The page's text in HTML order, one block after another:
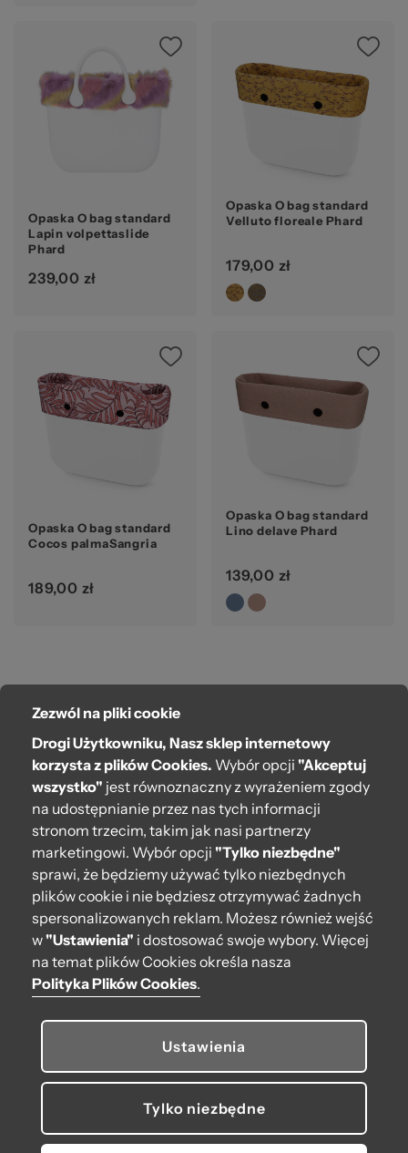
Opaska O bag standard
Lapin volpettaslide
Phard
239,00 zł
Opaska O bag standard
Velluto floreale Phard
179,00 zł
Opaska O bag standard
Cocos palmaSangria
189,00 zł
Opaska O bag standard
Lino delave Phard
139,00 zł
O bag
Pomoc
Moje O bag
Kontakt
222 571 414
bok@obagstore.pl
WhatsApp O bag Polska
Pon.-pt. w godz 08:00 - 16:00
Obserwuj nas
© 2026 O bag. Wszelkie prawa zastrzeżone.
U nas płacisz, jak lubisz:
Zezwól na pliki cookie
Drogi Użytkowniku, Nasz sklep internetowy
korzysta z plików Cookies. Wybór opcji "Akceptuj
wszystko" jest równoznaczny z wyrażeniem zgody
na udostępnianie przez nas tych informacji
stronom trzecim, takim jak nasi partnerzy
marketingowi. Wybór opcji "Tylko niezbędne"
sprawi, że będziemy używać tylko niezbędnych
plików cookie i nie będziesz otrzymywać żadnych
spersonalizowanych reklam. Możesz również wejść
w"Ustawienia" i dostosować swoje wybory. Więcej
na temat plików Cookies określa nasza
Polityka Plików Cookies.
Ustawienia
Tylko niezbędne